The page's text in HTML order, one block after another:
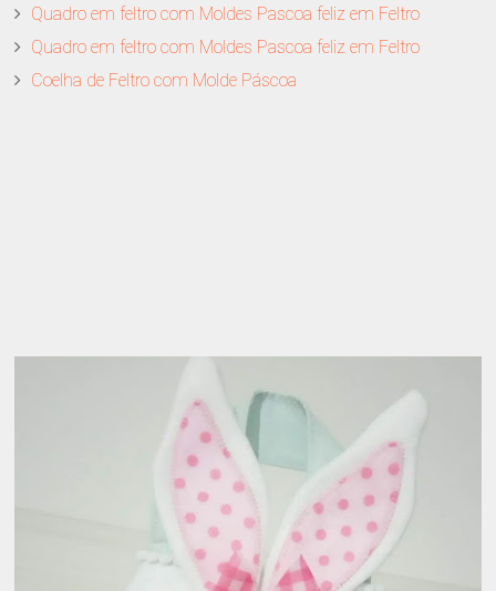
Quadro em feltro com Moldes Pascoa feliz em Feltro
Quadro em feltro com Moldes Pascoa feliz em Feltro
Coelha de Feltro com Molde Páscoa